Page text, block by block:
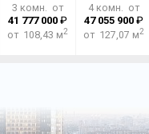
3 комн. от
41 777 000₽
от 108,43 м2
4 комн. от
47 055 900₽
от 127,07 м2